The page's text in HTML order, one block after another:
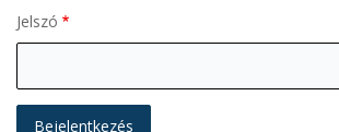
Jelszó